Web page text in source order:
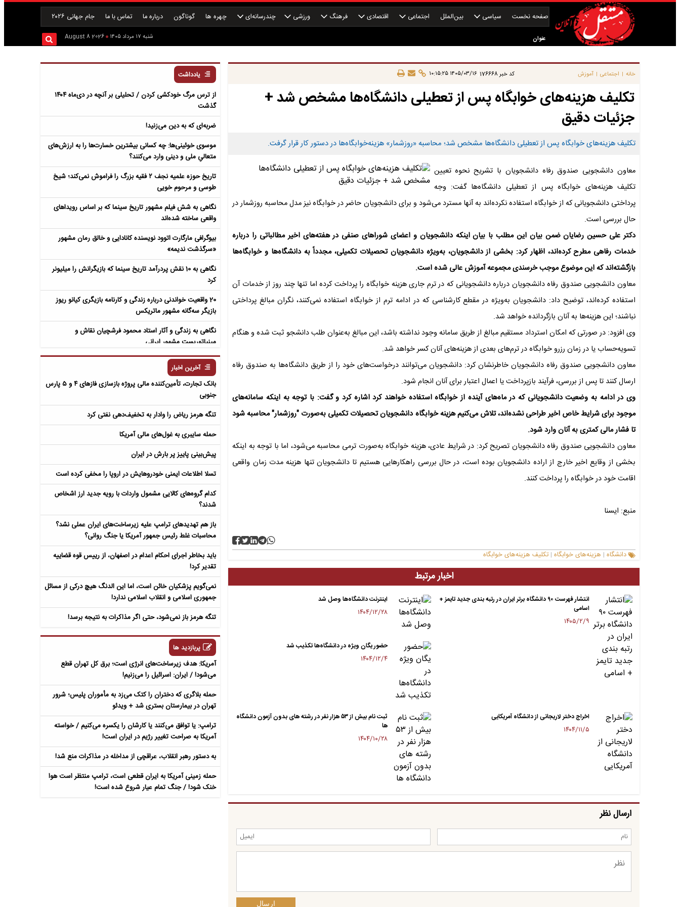
صفحه نخست سیاسی بین‌الملل اجتماعی اقتصادی فرهنگ ورزشی چندرسانه‌ای چهره ها گوناگون درباره ما تماس با ما جام جهانی ۲۰۲۶
عنوان شنبه ۱۷ مرداد ۱۴۰۵ 2026 August 8
خانه | اجتماعی | آموزش کد خبر176668 ۱۴۰۵/۰۳/۱۶ ۱۰:۱۵:۲۵
تکلیف هزینه‌های خوابگاه پس از تعطیلی دانشگاه‌ها مشخص شد +
جزئیات دقیق
تکلیف هزینه‌های خوابگاه پس از تعطیلی دانشگاه‌ها مشخص شد؛ محاسبه «روزشمار» هزینه‌خوابگاه‌ها در دستور کار قرار گرفت.
معاون دانشجویی صندوق رفاه دانشجویان با تشریح نحوه تعیین
تکلیف هزینه‌های خوابگاه پس از تعطیلی دانشگاه‌ها گفت: وجه
پرداختی دانشجویانی که از خوابگاه استفاده نکرده‌اند به آنها مسترد می‌شود و برای دانشجویان حاضر در خوابگاه نیز مدل محاسبه روزشمار در
حال بررسی است.
دکتر علی حسین رضایان ضمن بیان این مطلب با بیان اینکه دانشجویان و اعضای شوراهای صنفی در هفته‌های اخیر مطالباتی را درباره
خدمات رفاهی مطرح کرده‌اند، اظهار کرد: بخشی از دانشجویان، به‌ویژه دانشجویان تحصیلات تکمیلی، مجدداً به دانشگاه‌ها و خوابگاه‌ها
بازگشته‌اند که این موضوع موجب خرسندی مجموعه آموزش عالی شده است.
معاون دانشجویی صندوق رفاه دانشجویان درباره دانشجویانی که در ترم جاری هزینه خوابگاه را پرداخت کرده اما تنها چند روز از خدمات آن
استفاده کرده‌اند، توضیح داد: دانشجویان به‌ویژه در مقطع کارشناسی که در ادامه ترم از خوابگاه استفاده نمی‌کنند، نگران مبالغ پرداختی
نباشند؛ این هزینه‌ها به آنان بازگردانده خواهد شد.
وی افزود: در صورتی که امکان استرداد مستقیم مبالغ از طریق سامانه وجود نداشته باشد، این مبالغ به‌عنوان طلب دانشجو ثبت شده و هنگام
تسویه‌حساب یا در زمان رزرو خوابگاه در ترم‌های بعدی از هزینه‌های آنان کسر خواهد شد.
معاون دانشجویی صندوق رفاه دانشجویان خاطرنشان کرد: دانشجویان می‌توانند درخواست‌های خود را از طریق دانشگاه‌ها به صندوق رفاه
ارسال کنند تا پس از بررسی، فرآیند بازپرداخت یا اعمال اعتبار برای آنان انجام شود.
وی در ادامه به وضعیت دانشجویانی که در ماه‌های آینده از خوابگاه استفاده خواهند کرد اشاره کرد و گفت: با توجه به اینکه سامانه‌های
موجود برای شرایط خاص اخیر طراحی نشده‌اند، تلاش می‌کنیم هزینه خوابگاه دانشجویان تحصیلات تکمیلی به‌صورت "روزشمار" محاسبه شود
تا فشار مالی کمتری به آنان وارد شود.
معاون دانشجویی صندوق رفاه دانشجویان تصریح کرد: در شرایط عادی، هزینه خوابگاه به‌صورت ترمی محاسبه می‌شود، اما با توجه به اینکه
بخشی از وقایع اخیر خارج از اراده دانشجویان بوده است، در حال بررسی راهکارهایی هستیم تا دانشجویان تنها هزینه مدت زمان واقعی
اقامت خود در خوابگاه را پرداخت کنند.
منبع: ایسنا
دانشگاه | هزینه‌های خوابگاه | تکلیف هزینه‌های خوابگاه
اخبار مرتبط
انتشار فهرست ۹۰ دانشگاه برتر ایران در رتبه بندی جدید تایمز +
اسامی
۱۴۰۵/۲/۹
اینترنت دانشگاه‌ها وصل شد
۱۴۰۴/۱۲/۲۸
حضور یگان ویژه در دانشگاه‌ها تکذیب شد
۱۴۰۴/۱۲/۴
اخراج دختر لاریجانی از دانشگاه آمریکایی
۱۴۰۴/۱۱/۵
ثبت نام بیش از ۵۳ هزار نفر در رشته های بدون آزمون دانشگاه
ها
۱۴۰۴/۱۰/۲۸
ارسال نظر
ارسال
یادداشت
از ترس مرگ خودکشی کردن / تحلیلی بر آنچه در دی‌ماه ۱۴۰۴
گذشت
ضربه‌ای که به دین می‌زنید!
موسوی خوئینی‌ها: چه کسانی بیشترین خسارت‌ها را به ارزش‌های
متعالیِ ملی و دینی وارد می‌کنند؟
تاریخ حوزه علمیه نجف ۲ فقیه بزرگ را فراموش نمی‌کند؛ شیخ
طوسی و مرحوم خویی
نگاهی به شش فیلم مشهور تاریخ سینما که بر اساس رویداهای
واقعی ساخته شده‌اند
بیوگرافی مارگارت اتوود نویسنده کانادایی و خالق رمان مشهور
«سرگذشت ندیمه»
نگاهی به 10 نقش پردرآمد تاریخ سینما که بازیگرانش را میلیونر
کرد
20 واقعیت خواندنی درباره زندگی و کارنامه بازیگری کیانو ریوز
بازیگر سه‌گانه مشهور ماتریکس
نگاهی به زندگی و آثار استاد محمود فرشچیان نقاش و
مینیاتوریست مشهور ایرانی
نگاهی به زندگی و آثار عباس معروفی نویسنده ایرانی و خالق رمان
سمفونی مردگان
آخرین اخبار
بانک تجارت، تأمین‌کننده مالی پروژه بازسازی فازهای ۴ و ۵ پارس
جنوبی
تنگه هرمز ریاض را وادار به تخفیف‌دهی نفتی کرد
حمله سایبری به غول‌های مالی آمریکا
پیش‌بینی پاییز پر بارش در ایران
تسلا اطلاعات ایمنی خودروهایش در اروپا را مخفی کرده است
کدام گروه‌های کالایی مشمول واردات با رویه جدید ارز اشخاص
شدند؟
باز هم تهدیدهای ترامپ علیه زیرساخت‌های ایران عملی نشد؟
محاسبات غلط رئیس جمهور آمریکا یا جنگ روانی؟
باید بخاطر اجرای احکام اعدام در اصفهان، از رییس قوه قضاییه
تقدیر کرد!
نمی‌گویم پزشکیان خائن است، اما این الدنگ هیچ درکی از مسائل
جمهوری اسلامی و انقلاب اسلامی ندارد!
تنگه هرمز باز نمی‌شود، حتی اگر مذاکرات به نتیجه برسد!
پربازدید ها
آمریکا: هدف زیرساخت‌های انرژی است؛ برق کل تهران قطع
می‌شود! / ایران: اسرائیل را می‌زنیم!
حمله بلاگری که دختران را کتک می‌زد به مأموران پلیس؛ شرور
تهران در بیمارستان بستری شد + ویدئو
ترامپ: یا توافق می‌کنند یا کارشان را یکسره می‌کنیم / خواسته
آمریکا به صراحت تغییر رژیم در ایران است!
به دستور رهبر انقلاب، عراقچی از مداخله در مذاکرات منع شد!
حمله زمینی آمریکا به ایران قطعی است، ترامپ منتظر است هوا
خنک شود! / جنگ تمام عیار شروع شده است!